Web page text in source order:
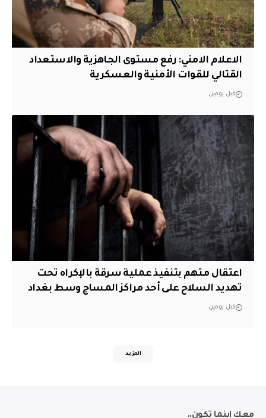
الاعلام الامني: رفع مستوى الجاهزية والاستعداد
القتالي للقوات الأمنية والعسكرية
قبل يومين
اعتقال متهم بتنفيذ عملية سرقة بالإكراه تحت
تهديد السلاح على أحد مراكز المساج وسط بغداد
قبل يومين
المزيد
معك اينما تكون..